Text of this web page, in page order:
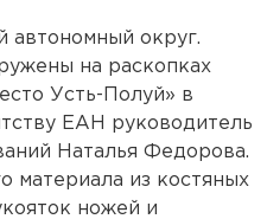
автономный округ.
на раскопках
Усть-Полуй» в
ЕАН руководитель
Наталья Федорова.
материала из костяных
ножей и